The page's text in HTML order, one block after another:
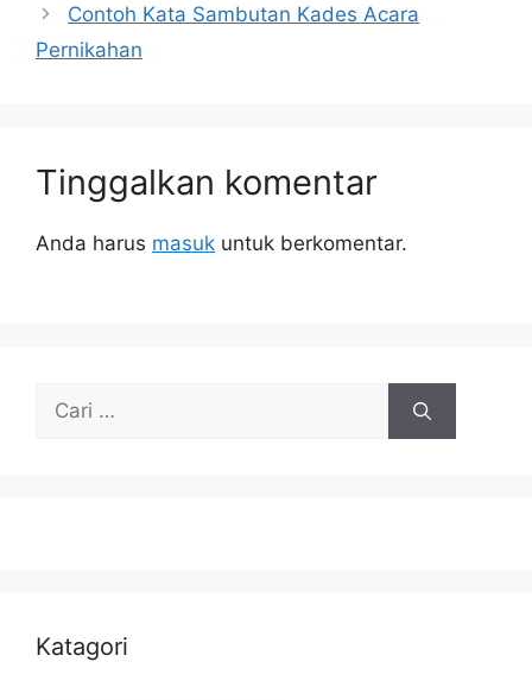
Contoh Kata Sambutan Kades Acara
Pernikahan
Tinggalkan komentar
Anda harus masuk untuk berkomentar.
Cari
Katagori